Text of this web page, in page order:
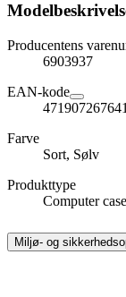
Producentens
6903937
EAN-kode
Farve
Sort, Sølv
Produkttype
Computer
Miljø- og